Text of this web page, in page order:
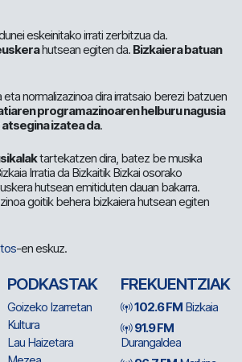
eskeinitako irrati zerbitzua da.
hutsean egiten da. Bizkaiera batuan
normalizazinoa dira irratsaio berezi batzuen
programazinoaren helburu nagusia
izatea da.
tartekatzen dira, batez be musika
Irratia da Bizkaitik Bizkai osorako
hutsean emitiduten dauan bakarra.
goitik behera bizkaiera hutsean egiten
-en eskuz.
PODKASTAK
Goizeko Izarretan
Kultura
Lau Haizetara
FREKUENTZIAK
102.6 FM Bizkaia
91.9 FM
Durangaldea